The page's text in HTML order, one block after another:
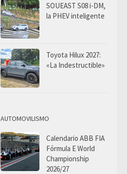
SOUEAST S08 i-DM,
la PHEV inteligente
Toyota Hilux 2027:
«La Indestructible»
AUTOMOVILISMO
Calendario ABB FIA
Fórmula E World
Championship
2026/27